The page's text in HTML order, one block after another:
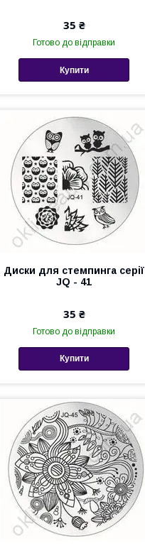
35 ₴
Готово до відправки
Купити
Диски для стемпинга серії
JQ - 41
35 ₴
Готово до відправки
Купити